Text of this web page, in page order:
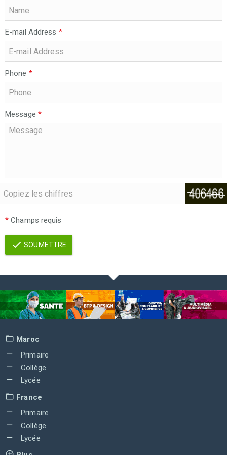
E-mail Address *
Phone *
Message *
* Champs requis
SOUMETTRE
Maroc
Primaire
Collège
Lycée
France
Primaire
Collège
Lycée